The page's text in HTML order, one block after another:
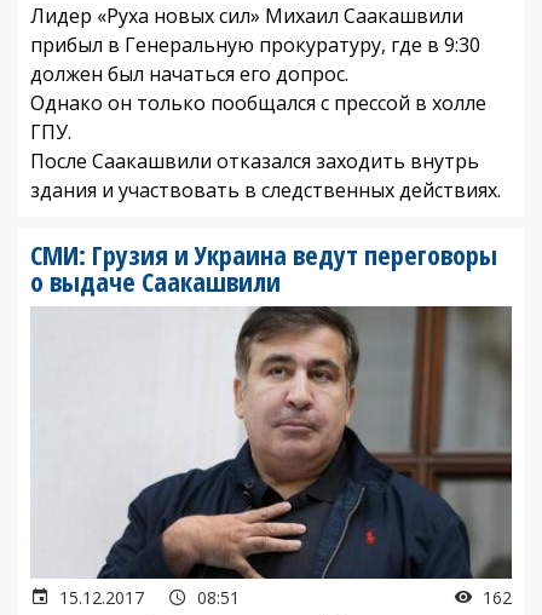
Лидер «Руха новых сил» Михаил Саакашвили
прибыл в Генеральную прокуратуру, где в 9:30
должен был начаться его допрос.
Однако он только пообщался с прессой в холле
ГПУ.
После Саакашвили отказался заходить внутрь
здания и участвовать в следственных действиях.
СМИ: Грузия и Украина ведут переговоры
о выдаче Саакашвили
15.12.2017 08:51 162